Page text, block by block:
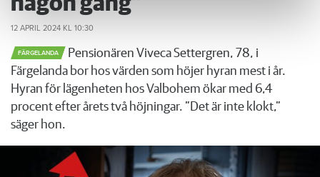
någon gång”
12 APRIL 2024 KL 10:30
FÄRGELANDA
Pensionären Viveca Settergren, 78, i
Färgelanda bor hos värden som höjer hyran mest i år.
Hyran för lägenheten hos Valbohem ökar med 6,4
procent efter årets två höjningar. ”Det är inte klokt,”
säger hon.